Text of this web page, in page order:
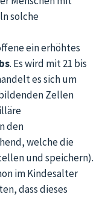
solche
ein erhöhtes
. Es wird mit 21 bis
es sich um
Zellen
den
welche die
und speichern).
im Kindesalter
dass dieses